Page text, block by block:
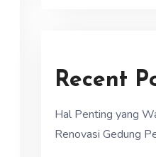
Recent
Hal Penting yang
Renovasi Gedung